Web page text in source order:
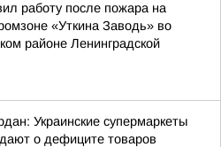
работу после пожара на
«Уткина Заводь» во
районе Ленинградской
Украинские супермаркеты
о дефиците товаров